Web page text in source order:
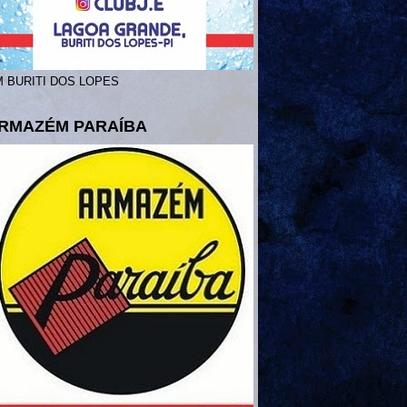
BURITI DOS LOPES
PARAÍBA